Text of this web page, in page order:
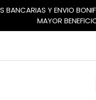
BANCARIAS Y ENVIO
MAYOR